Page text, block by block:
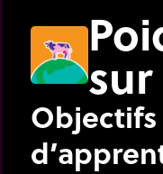
sur
Objectifs